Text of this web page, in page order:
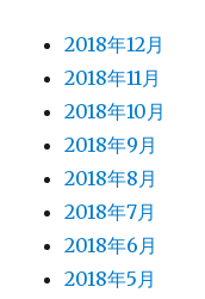
2018年12月
2018年11月
2018年10月
2018年9月
2018年8月
2018年7月
2018年6月
2018年5月